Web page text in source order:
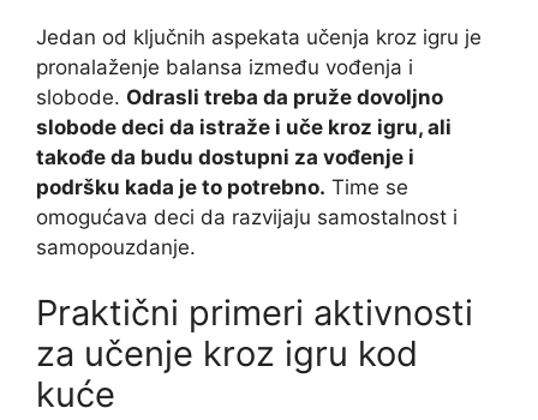
Jedan od ključnih aspekata učenja kroz igru je
pronalaženje balansa između vođenja i
slobode. Odrasli treba da pruže dovoljno
slobode deci da istraže i uče kroz igru, ali
takođe da budu dostupni za vođenje i
podršku kada je to potrebno. Time se
omogućava deci da razvijaju samostalnost i
samopouzdanje.
Praktični primeri aktivnosti
za učenje kroz igru kod
kuće